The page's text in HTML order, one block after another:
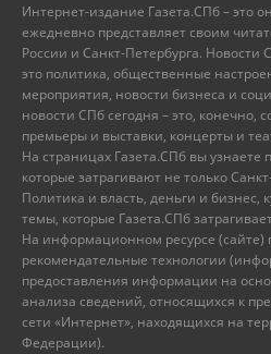
Интернет-издание Газета.СПб – это
ежедневно представляет своим
России и Санкт-Петербурга. Новости
это политика, общественные
мероприятия, новости бизнеса и
новости СПб сегодня – это, конечно,
премьеры и выставки, концерты и
На страницах Газета.СПб вы узнаете
которые затрагивают не только
Политика и власть, деньги и бизнес,
темы, которые Газета.СПб
На информационном ресурсе (сайте)
рекомендательные технологии
предоставления информации на
анализа сведений, относящихся к
сети «Интернет», находящихся на
Федерации).